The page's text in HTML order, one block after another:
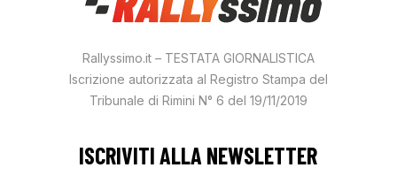
Rallyssimo.it – TESTATA GIORNALISTICA
Iscrizione autorizzata al Registro Stampa del
Tribunale di Rimini N° 6 del 19/11/2019
ISCRIVITI ALLA NEWSLETTER